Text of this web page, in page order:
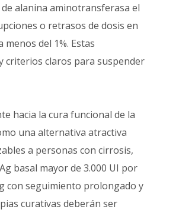
alanina aminotransferasa el
o retrasos de dosis en
del 1%. Estas
criterios claros para suspender
hacia la cura funcional de la
una alternativa atractiva
a personas con cirrosis,
basal mayor de 3.000 UI por
con seguimiento prolongado y
curativas deberán ser